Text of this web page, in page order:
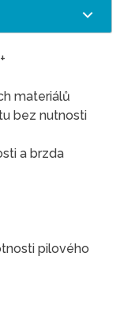
materiálů
bez nutnosti
a brzda
pilového